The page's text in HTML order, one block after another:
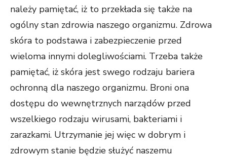
należy pamiętać, iż to przekłada się także na
ogólny stan zdrowia naszego organizmu. Zdrowa
skóra to podstawa i zabezpieczenie przed
wieloma innymi dolegliwościami. Trzeba także
pamiętać, iż skóra jest swego rodzaju bariera
ochronną dla naszego organizmu. Broni ona
dostępu do wewnętrznych narządów przed
wszelkiego rodzaju wirusami, bakteriami i
zarazkami. Utrzymanie jej więc w dobrym i
zdrowym stanie będzie służyć naszemu